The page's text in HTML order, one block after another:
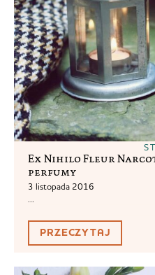
Ex Nihilo Fleur
perfumy
3 listopada 2016
...
PRZECZYTAJ